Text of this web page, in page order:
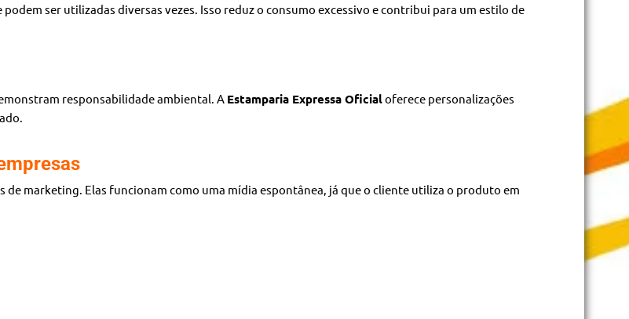
ser utilizadas diversas vezes. Isso reduz o consumo excessivo e contribui para um estilo de
responsabilidade ambiental. A Estamparia Expressa Oficialoferece personalizações
de marketing. Elas funcionam como uma mídia espontânea, já que o cliente utiliza o produto em